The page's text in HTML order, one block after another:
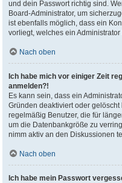
und dein Passwort richtig sind.
Board-Administrator, um
ist ebenfalls möglich, dass ein
vorliegt, welches ein
Nach oben
Ich habe mich vor einiger Zeit
anmelden?!
Es kann sein, dass ein
Gründen deaktiviert oder
regelmäßig Benutzer, die für
um die Datenbankgröße zu
nimm aktiv an den Diskussionen
Nach oben
Ich habe mein Passwort